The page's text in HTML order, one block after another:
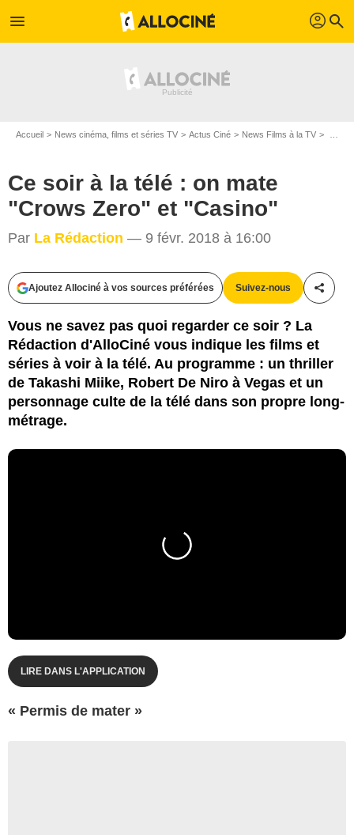
menu profil search
Accueil News cinéma, films et séries TV Actus Ciné News Films à la TV
Ce soir à la télé : on mate
"Crows Zero" et "Casino"
Par La Rédaction — 9 févr. 2018 à 16:00
Ajoutez Allociné à vos sources préférées Suivez-nous
Vous ne savez pas quoi regarder ce soir ? La
Rédaction d'AlloCiné vous indique les films et
séries à voir à la télé. Au programme : un thriller
de Takashi Miike, Robert De Niro à Vegas et un
personnage culte de la télé dans son propre long-
métrage.
LIRE DANS L'APPLICATION
« Permis de mater »